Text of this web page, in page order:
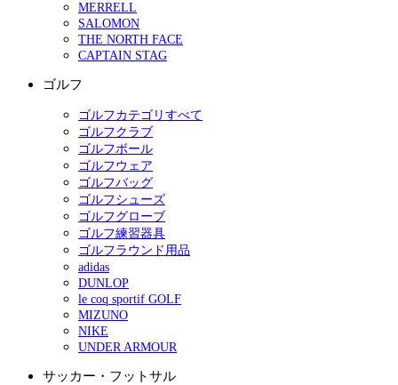
MERRELL
SALOMON
THE NORTH FACE
CAPTAIN STAG
ゴルフ
ゴルフカテゴリすべて
ゴルフクラブ
ゴルフボール
ゴルフウェア
ゴルフバッグ
ゴルフシューズ
ゴルフグローブ
ゴルフ練習器具
ゴルフラウンド用品
adidas
DUNLOP
le coq sportif GOLF
MIZUNO
NIKE
UNDER ARMOUR
サッカー・フットサル